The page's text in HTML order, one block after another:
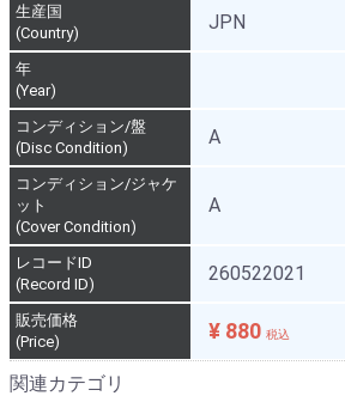
生産国
(Country)
JPN
年
(Year)
コンディション/盤
(Disc Condition)
A
コンディション/ジャケ
ット
(Cover Condition)
A
レコードID
(Record ID)
260522021
販売価格
(Price)
¥ 880 税込
関連カテゴリ